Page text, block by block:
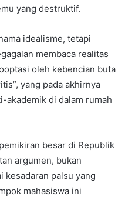
yang destruktif.
idealisme, tetapi
membaca realitas
oleh kebencian buta
yang pada akhirnya
akademik di dalam rumah
besar di Republik
argumen, bukan
kesadaran palsu yang
mahasiswa ini